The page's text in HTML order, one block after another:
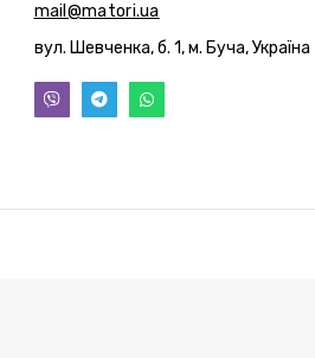
mail@matori.ua
вул. Шевченка, б. 1, м. Буча, Україна